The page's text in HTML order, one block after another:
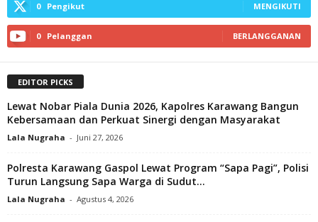
0 Pengikut MENGIKUTI
0 Pelanggan BERLANGGANAN
EDITOR PICKS
Lewat Nobar Piala Dunia 2026, Kapolres Karawang Bangun
Kebersamaan dan Perkuat Sinergi dengan Masyarakat
Lala Nugraha - Juni 27, 2026
Polresta Karawang Gaspol Lewat Program “Sapa Pagi”, Polisi
Turun Langsung Sapa Warga di Sudut...
Lala Nugraha - Agustus 4, 2026